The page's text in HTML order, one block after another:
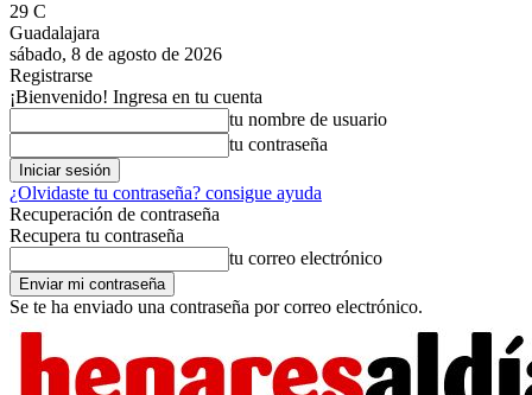
29 C
Guadalajara
sábado, 8 de agosto de 2026
Registrarse
¡Bienvenido! Ingresa en tu cuenta
tu nombre de usuario
tu contraseña
¿Olvidaste tu contraseña? consigue ayuda
Recuperación de contraseña
Recupera tu contraseña
tu correo electrónico
Se te ha enviado una contraseña por correo electrónico.